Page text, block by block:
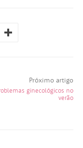
Próximo artigo
ginecológicos no
verão